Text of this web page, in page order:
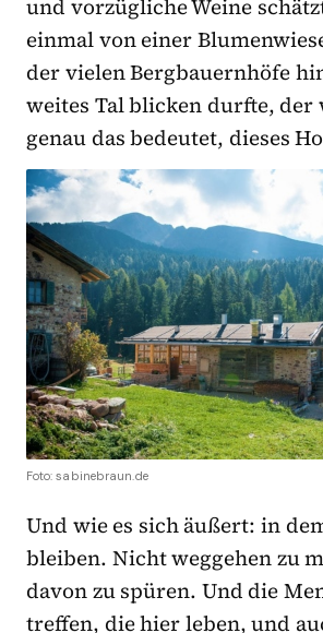
und vorzügliche Weine
einmal von einer
der vielen Bergbauernhöfe
weites Tal blicken durfte, der
genau das bedeutet, dieses
Foto: sabinebraun.de
Und wie es sich äußert: in
bleiben. Nicht weggehen zu
davon zu spüren. Und die
treffen, die hier leben, und